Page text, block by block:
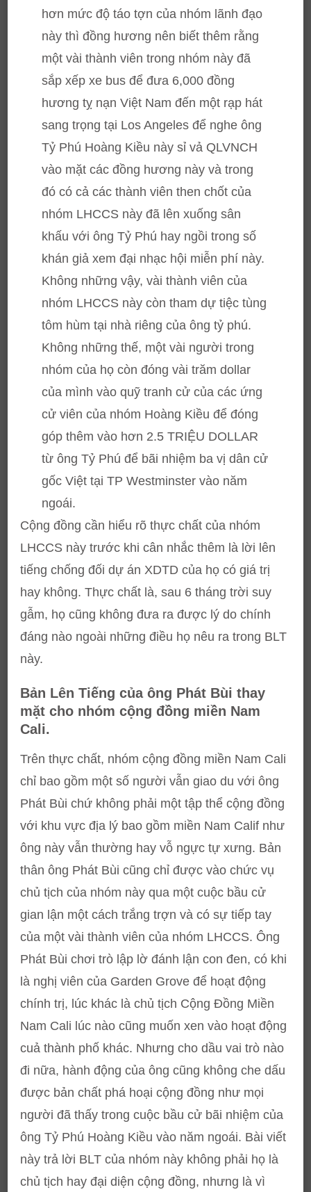
hơn mức độ táo tợn của nhóm lãnh đạo
này thì đồng hương nên biết thêm rằng
một vài thành viên trong nhóm này đã
sắp xếp xe bus để đưa 6,000 đồng
hương tỵ nạn Việt Nam đến một rạp hát
sang trọng tại Los Angeles để nghe ông
Tỷ Phú Hoàng Kiều này sỉ vả QLVNCH
vào mặt các đồng hương này và trong
đó có cả các thành viên then chốt của
nhóm LHCCS này đã lên xuống sân
khấu với ông Tỷ Phú hay ngồi trong số
khán giả xem đại nhạc hội miễn phí này.
Không những vậy, vài thành viên của
nhóm LHCCS này còn tham dự tiệc tùng
tôm hùm tại nhà riêng của ông tỷ phú.
Không những thế, một vài người trong
nhóm của họ còn đóng vài trăm dollar
của mình vào quỹ tranh cử của các ứng
cử viên của nhóm Hoàng Kiều để đóng
góp thêm vào hơn 2.5 TRIỆU DOLLAR
từ ông Tỷ Phú để bãi nhiệm ba vị dân cử
gốc Việt tại TP Westminster vào năm
ngoái.
Cộng đồng cần hiểu rõ thực chất của nhóm
LHCCS này trước khi cân nhắc thêm là lời lên
tiếng chống đối dự án XDTD của họ có giá trị
hay không. Thực chất là, sau 6 tháng trời suy
gẫm, họ cũng không đưa ra được lý do chính
đáng nào ngoài những điều họ nêu ra trong BLT
này.
Bản Lên Tiếng của ông Phát Bùi thay
mặt cho nhóm cộng đồng miền Nam
Cali.
Trên thực chất, nhóm cộng đồng miền Nam Cali
chỉ bao gồm một số người vẫn giao du với ông
Phát Bùi chứ không phải một tập thể cộng đồng
với khu vực địa lý bao gồm miền Nam Calif như
ông này vẫn thường hay vỗ ngực tự xưng. Bản
thân ông Phát Bùi cũng chỉ được vào chức vụ
chủ tịch của nhóm này qua một cuộc bầu cử
gian lận một cách trắng trợn và có sự tiếp tay
của một vài thành viên của nhóm LHCCS. Ông
Phát Bùi chơi trò lập lờ đánh lận con đen, có khi
là nghị viên của Garden Grove để hoạt động
chính trị, lúc khác là chủ tịch Cộng Đồng Miền
Nam Cali lúc nào cũng muốn xen vào hoạt động
cuả thành phố khác. Nhưng cho dầu vai trò nào
đi nữa, hành động của ông cũng không che dấu
được bản chất phá hoại cộng đồng như mọi
người đã thấy trong cuộc bầu cử bãi nhiệm của
ông Tỷ Phú Hoàng Kiều vào năm ngoái. Bài viết
này trả lời BLT của nhóm này không phải họ là
chủ tịch hay đại diện cộng đồng, nhưng là vì